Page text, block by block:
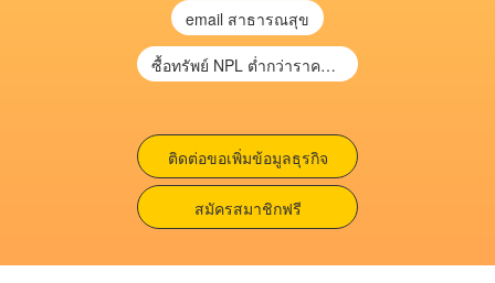
email สาธารณสุข
ซื้อทรัพย์ NPL ต่ำกว่าราคาตลาด 30-70% แบบไม่ต้องไปประมูล”
ติดต่อขอเพิ่มข้อมูลธุรกิจ
สมัครสมาชิกฟรี